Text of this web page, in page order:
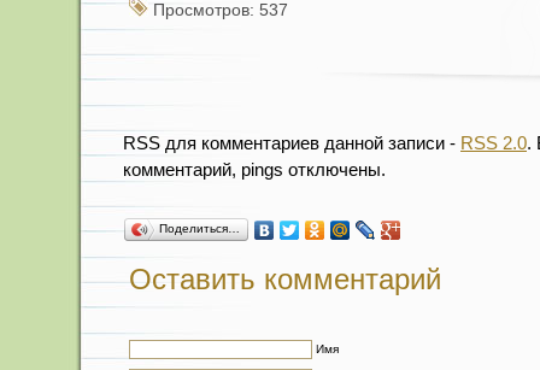
Просмотров: 537
RSS для комментариев данной записи - RSS 2.0.
комментарий, pings отключены.
Поделиться…
Оставить комментарий
Имя